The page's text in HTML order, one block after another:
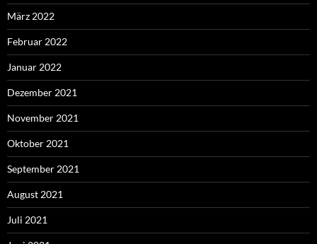
März 2022
Februar 2022
Januar 2022
Dezember 2021
November 2021
Oktober 2021
September 2021
August 2021
Juli 2021